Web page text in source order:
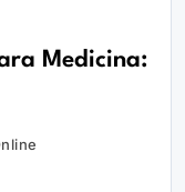
Medicina: